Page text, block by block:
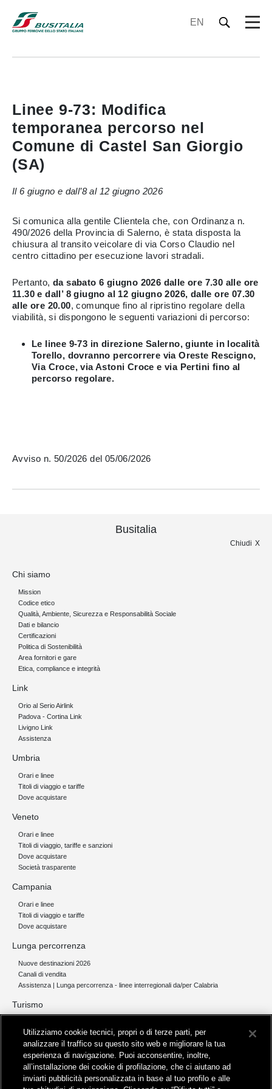
EN
Linee 9-73: Modifica
temporanea percorso nel
Comune di Castel San Giorgio
(SA)
Il 6 giugno e dall’8 al 12 giugno 2026
Si comunica alla gentile Clientela che, con Ordinanza n.
490/2026 della Provincia di Salerno, è stata disposta la
chiusura al transito veicolare di via Corso Claudio nel
centro cittadino per esecuzione lavori stradali.
Pertanto, da sabato 6 giugno 2026 dalle ore 7.30 alle ore
11.30 e dall’ 8 giugno al 12 giugno 2026, dalle ore 07.30
alle ore 20.00, comunque fino al ripristino regolare della
viabilità, si dispongono le seguenti variazioni di percorso:
Le linee 9-73 in direzione Salerno, giunte in località
Torello, dovranno percorrere via Oreste Rescigno,
Via Croce, via Astoni Croce e via Pertini fino al
percorso regolare.
Avviso n. 50/2026 del 05/06/2026
Busitalia
Chiudi
Chi siamo
Mission
Codice etico
Qualità, Ambiente, Sicurezza e Responsabilità Sociale
Dati e bilancio
Certificazioni
Politica di Sostenibilità
Area fornitori e gare
Etica, compliance e integrità
Link
Orio al Serio Airlink
Padova - Cortina Link
Livigno Link
Assistenza
Umbria
Orari e linee
Titoli di viaggio e tariffe
Dove acquistare
Veneto
Orari e linee
Titoli di viaggio, tariffe e sanzioni
Dove acquistare
Società trasparente
Campania
Orari e linee
Titoli di viaggio e tariffe
Dove acquistare
Lunga percorrenza
Nuove destinazioni 2026
Canali di vendita
Assistenza | Lunga percorrenza - linee interregionali da/per Calabria
Turismo
Servizi per aeroporti
Servizi di noleggio con conducente
Servizio di navigazione sul Lago Trasimeno
News e comunicati stampa
Utilizziamo cookie tecnici, propri o di terze parti, per
analizzare il traffico su questo sito web e migliorare la tua
esperienza di navigazione. Puoi acconsentire, inoltre,
all’installazione dei cookie di profilazione, che ci aiutano ad
inviarti pubblicità personalizzata in base al tuo profilo e alle